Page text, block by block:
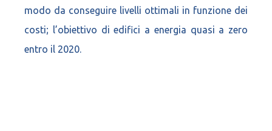
modo da conseguire livelli ottimali in funzione dei
costi; l’obiettivo di edifici a energia quasi a zero
entro il 2020.